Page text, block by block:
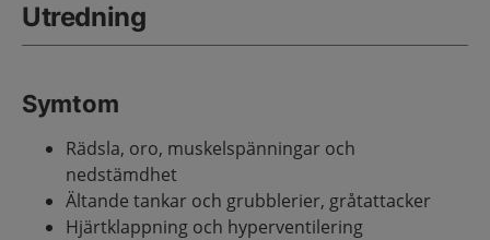
Utredning
Symtom
Rädsla, oro, muskelspänningar och
nedstämdhet
Ältande tankar och grubblerier, gråtattacker
Hjärtklappning och hyperventilering